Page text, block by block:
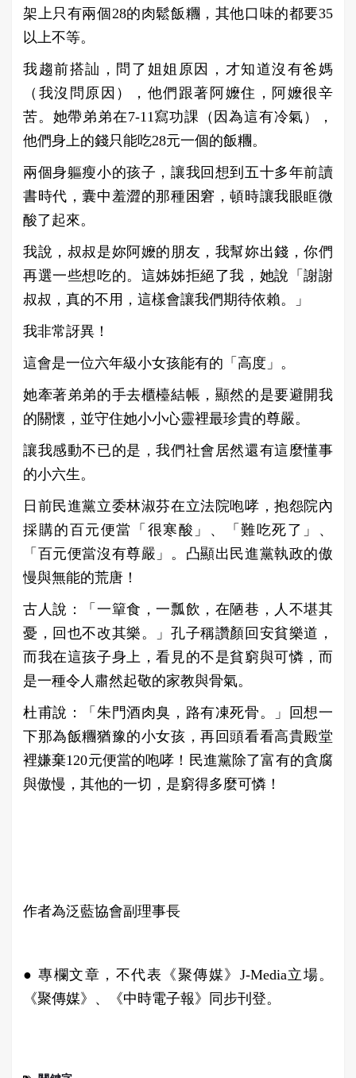
架上只有兩個28的肉鬆飯糰，其他口味的都要35
以上不等。
我趨前搭訕，問了姐姐原因，才知道沒有爸媽
（我沒問原因），他們跟著阿嬤住，阿嬤很辛
苦。她帶弟弟在7-11寫功課（因為這有冷氣），
他們身上的錢只能吃28元一個的飯糰。
兩個身軀瘦小的孩子，讓我回想到五十多年前讀
書時代，囊中羞澀的那種困窘，頓時讓我眼眶微
酸了起來。
我說，叔叔是妳阿嬤的朋友，我幫妳出錢，你們
再選一些想吃的。這姊姊拒絕了我，她說「謝謝
叔叔，真的不用，這樣會讓我們期待依賴。」
我非常訝異！
這會是一位六年級小女孩能有的「高度」。
她牽著弟弟的手去櫃檯結帳，顯然的是要避開我
的關懷，並守住她小小心靈裡最珍貴的尊嚴。
讓我感動不已的是，我們社會居然還有這麼懂事
的小六生。
日前民進黨立委林淑芬在立法院咆哮，抱怨院內
採購的百元便當「很寒酸」、「難吃死了」、
「百元便當沒有尊嚴」。凸顯出民進黨執政的傲
慢與無能的荒唐！
古人說：「一簞食，一瓢飲，在陋巷，人不堪其
憂，回也不改其樂。」孔子稱讚顏回安貧樂道，
而我在這孩子身上，看見的不是貧窮與可憐，而
是一種令人肅然起敬的家教與骨氣。
杜甫說：「朱門酒肉臭，路有凍死骨。」回想一
下那為飯糰猶豫的小女孩，再回頭看看高貴殿堂
裡嫌棄120元便當的咆哮！民進黨除了富有的貪腐
與傲慢，其他的一切，是窮得多麼可憐！
作者為泛藍協會副理事長
● 專欄文章，不代表《聚傳媒》J-Media立場。
《聚傳媒》、《中時電子報》同步刊登。